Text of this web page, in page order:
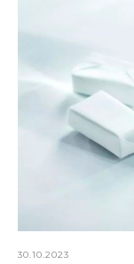
30.10.2023